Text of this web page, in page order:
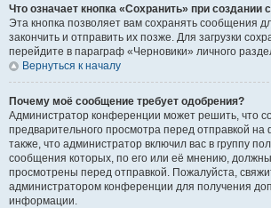
Что означает кнопка «Сохранить» при создании
Эта кнопка позволяет вам сохранять сообщения
закончить и отправить их позже. Для загрузки
перейдите в параграф «Черновики» личного
Вернуться к началу
Почему моё сообщение требует одобрения?
Администратор конференции может решить, что
предварительного просмотра перед отправкой
также, что администратор включил вас в группу
сообщения которых, по его или её мнению,
просмотрены перед отправкой. Пожалуйста,
администратором конференции для получения
информации.